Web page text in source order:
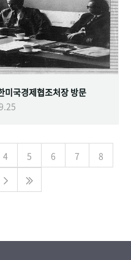
미국경제협조처장 방문
4 5 6 7
8